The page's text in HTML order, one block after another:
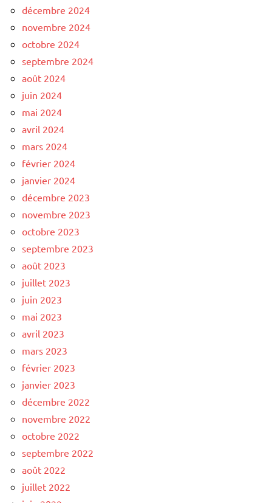
décembre 2024
novembre 2024
octobre 2024
septembre 2024
août 2024
juin 2024
mai 2024
avril 2024
mars 2024
février 2024
janvier 2024
décembre 2023
novembre 2023
octobre 2023
septembre 2023
août 2023
juillet 2023
juin 2023
mai 2023
avril 2023
mars 2023
février 2023
janvier 2023
décembre 2022
novembre 2022
octobre 2022
septembre 2022
août 2022
juillet 2022